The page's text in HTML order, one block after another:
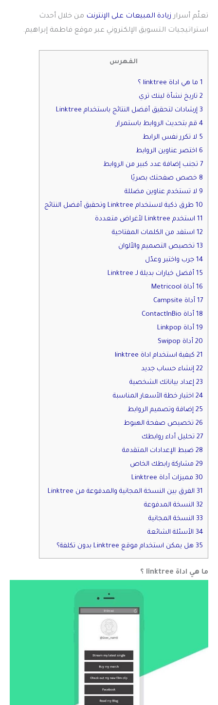
تعلّم أسرارزيادة المبيعات على الإنترنت من خلال أحدث
استراتيجيات التسويق الإلكتروني عبر موقع فاطمة إبراهيم.
الفهرس
1 ما هي اداة linktree ؟
2 تاريخ نشأة لينك تري
3 إرشادات لتحقيق أفضل النتائج باستخدام Linktree
4 قم بتحديث الروابط باستمرار
5 لا تكرر نفس الرابط
6 اختصر عناوين الروابط
7 تجنب إضافة عدد كبير من الروابط
8 خصص صفحتك بصريًا
9 لا تستخدم عناوين مضللة
10 طرق ذكية لاستخدام Linktree وتحقيق أفضل النتائج
11 استخدم Linktree لأغراض متعددة
12 استفد من الكلمات المفتاحية
13 تخصيص التصميم والألوان
14 جرب واختبر وعدّل
15 أفضل خيارات بديلة لـ Linktree
16 أداة Metricool
17 أداة Campsite
18 أداة ContactInBio
19 أداة Linkpop
20 أداة Swipop
21 كيفية استخدام اداة linktree
22 إنشاء حساب جديد
23 إعداد بياناتك الشخصية
24 اختيار خطة الأسعار المناسبة
25 إضافة وتصميم الروابط
26 تخصيص صفحة الهبوط
27 تحليل أداء روابطك
28 ضبط الإعدادات المتقدمة
29 مشاركة رابطك الخاص
30 مميزات أداة Linktree
31 الفرق بين النسخة المجانية والمدفوعة من Linktree
32 النسخة المدفوعة
33 النسخة المجانية
34 الأسئلة الشائعة
35 هل يمكن استخدام موقع Linktree بدون تكلفة؟
ما هي اداة linktree ؟